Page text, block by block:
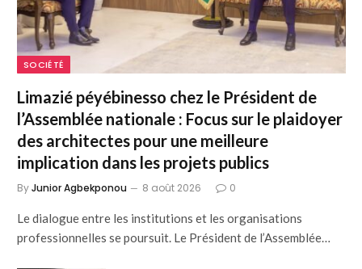
SOCIÉTÉ
Limazié péyébinesso chez le Président de
l’Assemblée nationale : Focus sur le plaidoyer
des architectes pour une meilleure
implication dans les projets publics
ByJunior Agbekponou 8 août 2026 0
Le dialogue entre les institutions et les organisations
professionnelles se poursuit. Le Président de l’Assemblée…